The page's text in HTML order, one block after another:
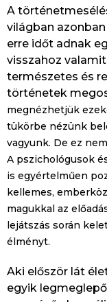
A
világban
erre időt adnak
visszahoz
természetes és
történetek
megnézhetjük
tükörbe nézünk
vagyunk. De ez
A pszichológusok
is egyértelműen
kellemes,
magukkal az
lejátszás során
élményt.
Aki először lát
egyik